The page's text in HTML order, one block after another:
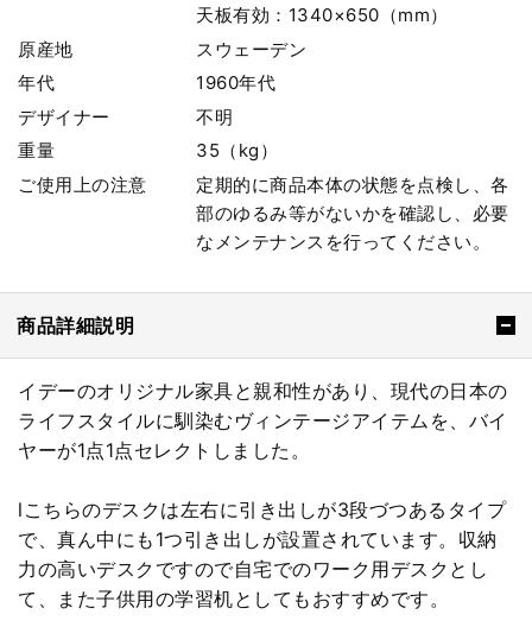
天板有効：1340×650（mm）
原産地
スウェーデン
年代
1960年代
デザイナー
不明
重量
35（kg）
ご使用上の注意
定期的に商品本体の状態を点検し、各
部のゆるみ等がないかを確認し、必要
なメンテナンスを行ってください。
商品詳細説明
イデーのオリジナル家具と親和性があり、現代の日本の
ライフスタイルに馴染むヴィンテージアイテムを、バイ
ヤーが1点1点セレクトしました。
lこちらのデスクは左右に引き出しが3段づつあるタイプ
で、真ん中にも1つ引き出しが設置されています。収納
力の高いデスクですので自宅でのワーク用デスクとし
て、また子供用の学習机としてもおすすめです。